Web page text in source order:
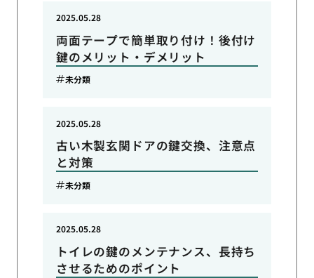
両面テープで簡単取り付け！後付け
鍵のメリット・デメリット
2025.05.28
未分類
古い木製玄関ドアの鍵交換、注意点
と対策
2025.05.28
未分類
トイレの鍵のメンテナンス、長持ち
させるためのポイント
2025.05.28